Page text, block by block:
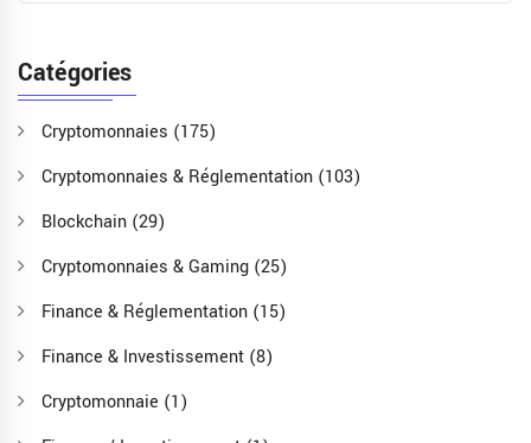
Catégories
Cryptomonnaies (175)
Cryptomonnaies & Réglementation (103)
Blockchain (29)
Cryptomonnaies & Gaming (25)
Finance & Réglementation (15)
Finance & Investissement (8)
Cryptomonnaie (1)